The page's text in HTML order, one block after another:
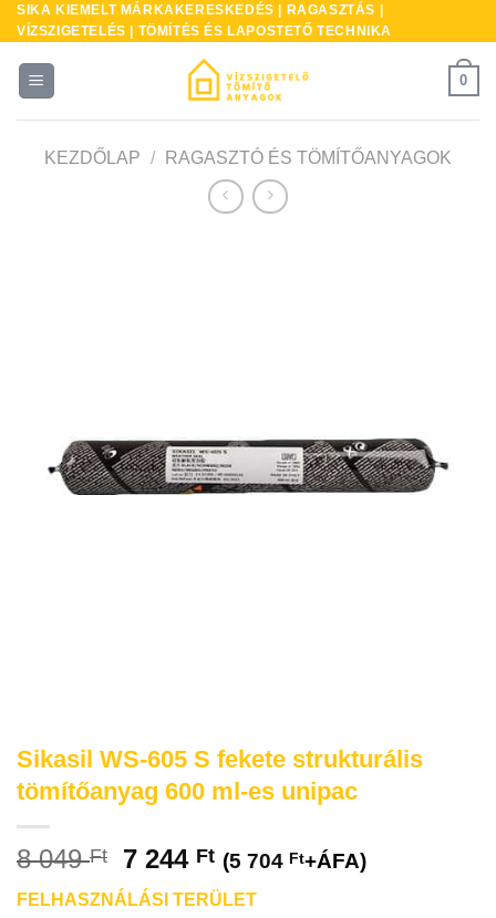
Skip
to
content
SIKA KIEMELT MÁRKAKERESKEDÉS | RAGASZTÁS |
VÍZSZIGETELÉS | TÖMÍTÉS ÉS LAPOSTETŐ TECHNIKA
0
KEZDŐLAP / RAGASZTÓ ÉS TÖMÍTŐANYAGOK
Sikasil WS-605 S fekete strukturális
tömítőanyag 600 ml-es unipac
8 049Ft 7 244 Ft (5 704 Ft+ÁFA)
FELHASZNÁLÁSI TERÜLET